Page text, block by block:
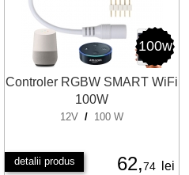
100w
Controler RGBW SMART WiFi
100W
12V / 100 W
detalii produs 62,74 lei